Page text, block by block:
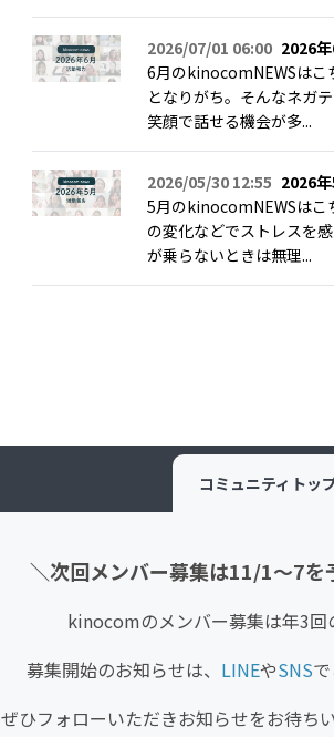
2026/07/01 06:00 2026
6月のkinocomNEWSはこ
となりがち。そんなネガ
笑顔で話せる機会が多...
2026/05/30 12:55 2026
5月のkinocomNEWSはこ
の変化などでストレスを
が乗らないときは無理...
コミュニティ トッ
＼次回メンバー募集は11/1〜7を
kinocomのメンバー募集は年3回
募集開始のお知らせは、 LINEやSNS
ぜひフォローいただきお知らせをお待ち